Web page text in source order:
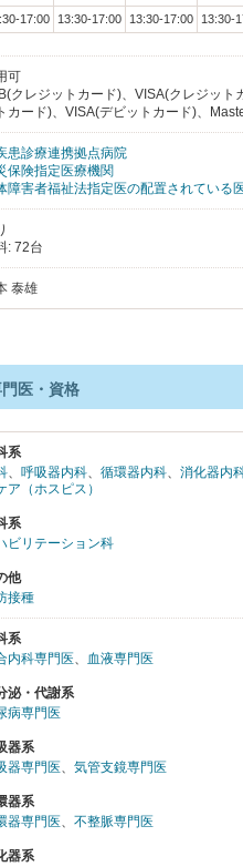
17:00
13:30-17:00 13:30-17:00 13:30-
可
クレジットカード)、VISA(クレジッ
カード)、VISA(デビットカード)、
患診療連携拠点病院
保険指定医療機関
障害者福祉法指定医の配置されている
: 72台
泰雄
医・資格
系
、 呼吸器内科、 循環器内科、 消化器内
ア（ホスピス）
系
ビリテーション科
他
接種
系
内科専門医、 血液専門医
泌・代謝系
病専門医
器系
器専門医、 気管支鏡専門医
器系
器専門医、 不整脈専門医
器系